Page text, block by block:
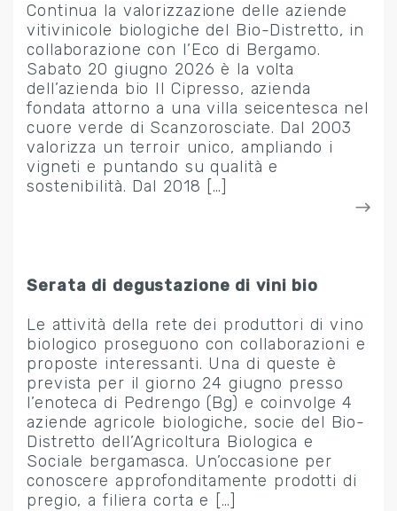
Continua la valorizzazione delle aziende
vitivinicole biologiche del Bio-Distretto, in
collaborazione con l’Eco di Bergamo.
Sabato 20 giugno 2026 è la volta
dell’azienda bio Il Cipresso, azienda
fondata attorno a una villa seicentesca nel
cuore verde di Scanzorosciate. Dal 2003
valorizza un terroir unico, ampliando i
vigneti e puntando su qualità e
sostenibilità. Dal 2018 […]
Serata di degustazione di vini bio
Le attività della rete dei produttori di vino
biologico proseguono con collaborazioni e
proposte interessanti. Una di queste è
prevista per il giorno 24 giugno presso
l’enoteca di Pedrengo (Bg) e coinvolge 4
aziende agricole biologiche, socie del Bio-
Distretto dell’Agricoltura Biologica e
Sociale bergamasca. Un’occasione per
conoscere approfonditamente prodotti di
pregio, a filiera corta e […]